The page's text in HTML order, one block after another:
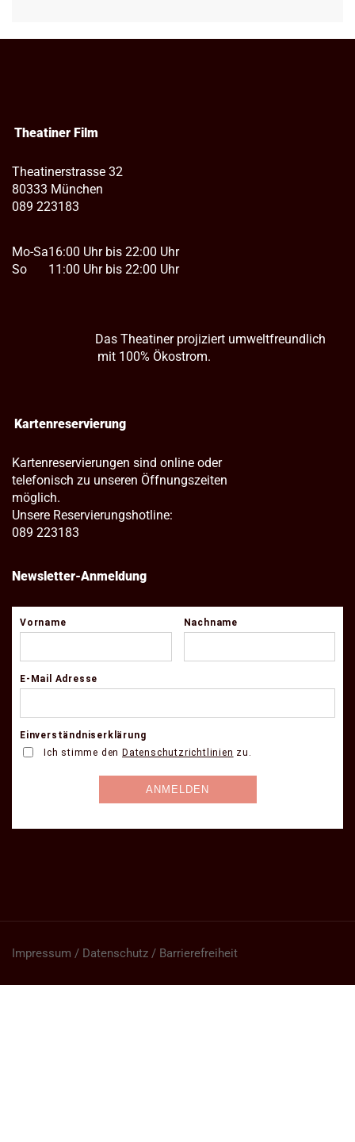
Theatiner Film
Theatinerstrasse 32
80333 München
089 223183
Mo-Sa
So
16:00 Uhr bis 22:00 Uhr
11:00 Uhr bis 22:00 Uhr
Das Theatiner projiziert umweltfreundlich
mit 100% Ökostrom.
Kartenreservierung
Kartenreservierungen sind online oder
telefonisch zu unseren Öffnungszeiten
möglich.
Unsere Reservierungshotline:
089 223183
Newsletter-Anmeldung
Impressum / Datenschutz / Barrierefreiheit